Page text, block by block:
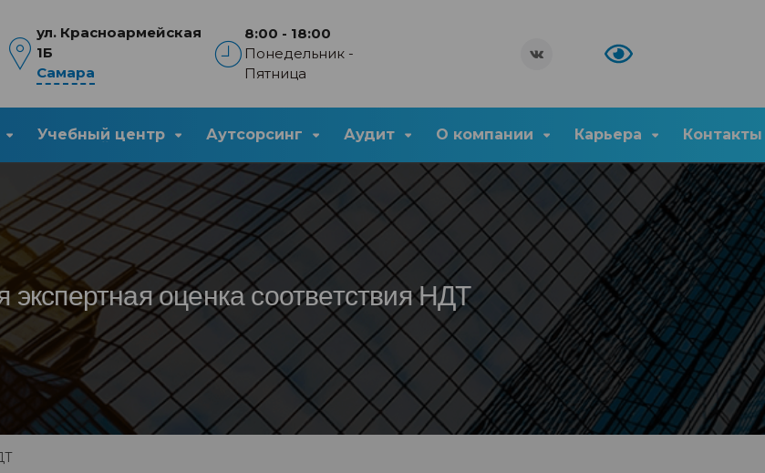
ул. Красноармейская
1Б
Самара
8:00 - 18:00
Понедельник -
Пятница
Учебный центр Аутсорсинг Аудит О компании Карьера Контакты
экспертная оценка соответствия НДТ